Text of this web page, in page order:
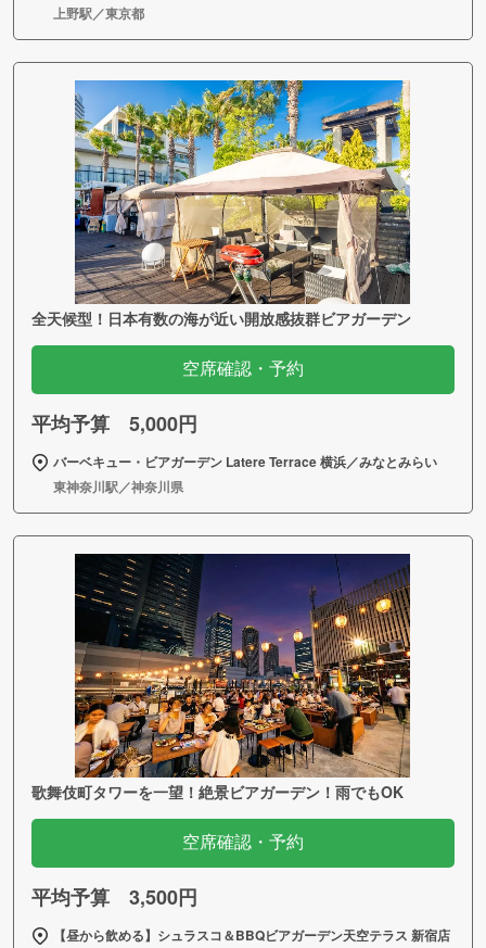
上野駅／東京都
全天候型！日本有数の海が近い開放感抜群ビアガーデン
空席確認・予約
平均予算 5,000円
バーベキュー・ビアガーデン Latere Terrace 横浜／みなとみらい
東神奈川駅／神奈川県
歌舞伎町タワーを一望！絶景ビアガーデン！雨でもOK
空席確認・予約
平均予算 3,500円
【昼から飲める】シュラスコ＆BBQビアガーデン天空テラス 新宿店